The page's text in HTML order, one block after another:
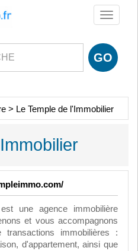
Toggle
> Le Temple de l'Immobilier
une agence immobilière
et vous accompagnons
immobilières :
d'appartement, ainsi que